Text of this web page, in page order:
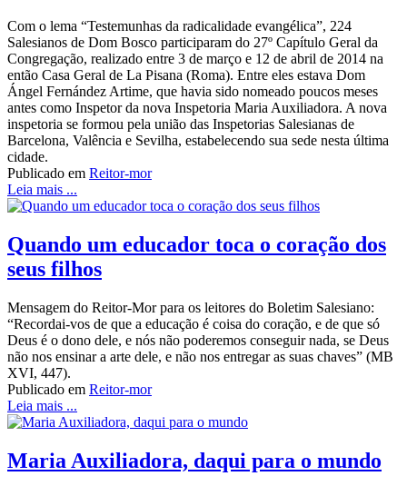
Com o lema “Testemunhas da radicalidade evangélica”, 224
Salesianos de Dom Bosco participaram do 27º Capítulo Geral da
Congregação, realizado entre 3 de março e 12 de abril de 2014 na
então Casa Geral de La Pisana (Roma). Entre eles estava Dom
Ángel Fernández Artime, que havia sido nomeado poucos meses
antes como Inspetor da nova Inspetoria Maria Auxiliadora. A nova
inspetoria se formou pela união das Inspetorias Salesianas de
Barcelona, Valência e Sevilha, estabelecendo sua sede nesta última
cidade.
Publicado em Reitor-mor
Leia mais ...
Quando um educador toca o coração dos
seus filhos
Mensagem do Reitor-Mor para os leitores do Boletim Salesiano:
“Recordai-vos de que a educação é coisa do coração, e de que só
Deus é o dono dele, e nós não poderemos conseguir nada, se Deus
não nos ensinar a arte dele, e não nos entregar as suas chaves” (MB
XVI, 447).
Publicado em Reitor-mor
Leia mais ...
Maria Auxiliadora, daqui para o mundo